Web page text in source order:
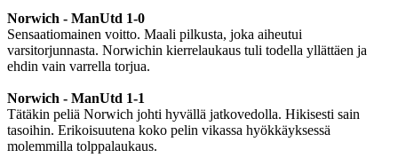
Norwich - ManUtd 1-0
Sensaatiomainen voitto. Maali pilkusta, joka aiheutui
varsitorjunnasta. Norwichin kierrelaukaus tuli todella yllättäen ja
ehdin vain varrella torjua.
Norwich - ManUtd 1-1
Tätäkin peliä Norwich johti hyvällä jatkovedolla. Hikisesti sain
tasoihin. Erikoisuutena koko pelin vikassa hyökkäyksessä
molemmilla tolppalaukaus.